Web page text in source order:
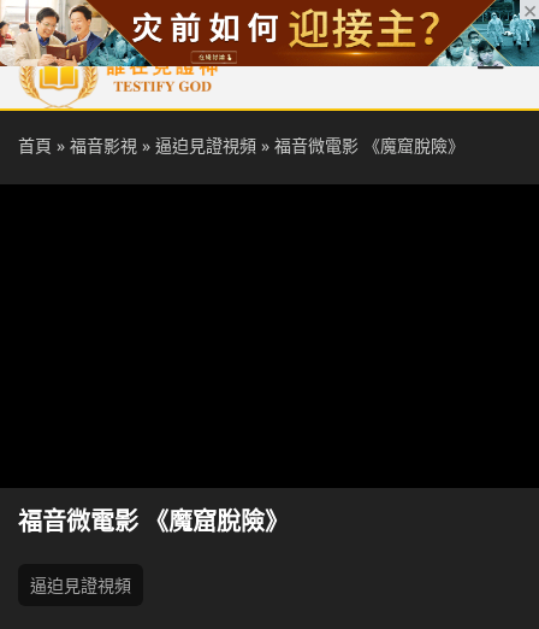
首頁 每日靈糧 天國福音 基督徒見證 信仰解答 聖經
首頁 » 福音影視 » 逼迫見證視頻 » 福音微電影 《魔窟脫險》
福音微電影 《魔窟脫險》
逼迫見證視頻